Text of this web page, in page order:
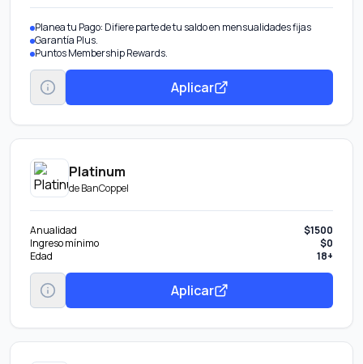
Planea tu Pago: Difiere parte de tu saldo en mensualidades fijas
Garantía Plus.
Puntos Membership Rewards.
Aplicar
Platinum
deBanCoppel
Anualidad
$1500
Ingreso mínimo
$0
Edad
18+
Aplicar